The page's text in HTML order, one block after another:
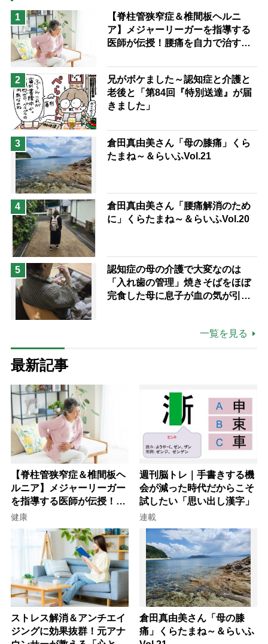
息子の遠距離介護サバイバル術
兄がボケました
便利なサービス
予防法
1
【脊柱管狭窄症＆椎間板ヘルニ
ア】メジャーリーガーを指導する
医師が伝授！腰痛を自力で治す運
2
兄がボケました～認知症と介護と
老後と「第84回『特別送達』が届
きました」
3
倉田真由美さん「母の膝痛」くら
たまね～＆らいふVol.21
4
倉田真由美さん「腰痛解消のため
に」くらたまね～＆らいふVol.20
5
認知症の母の介護で大変なのは
「入れ歯の管理」焼きそばをほぼ
完食した母に息子が血の気が引い
一覧を見る
最新記事
【脊柱管狭窄症＆椎間板ヘ
ルニア】メジャーリーガー
を指導する医師が伝授！腰
痛を自力で治す運動療法4
健康
週刊脳トレ｜手書きする機
会が減った時代だからこそ
試したい「思い出し漢字」
連載
ストレス解消＆アンチエイ
ジングに効果抜群！元アナ
倉田真由美さん「母の膝
痛」くらたまね～＆らいふ